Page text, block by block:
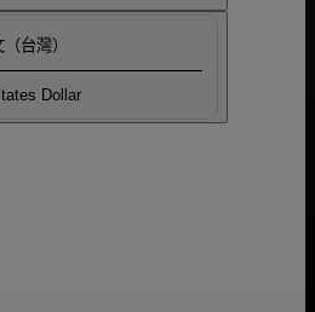
台灣）
Dollar